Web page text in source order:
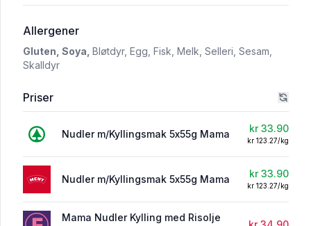
Allergeneri 'Nudler m/Kyllingsmak 5x55g Mama'
Gluten, Soya, Bløtdyr, Egg, Fisk, Melk, Selleri, Sesam,
Skalldyr
Priser
Nudler m/Kyllingsmak 5x55g Mama kr 33.90
kr 123.27/kg
Nudler m/Kyllingsmak 5x55g Mama kr 33.90
kr 123.27/kg
Mama Nudler Kylling med Risolje